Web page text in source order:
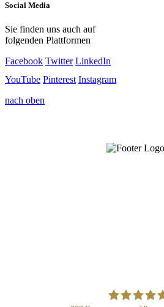
Social Media
Sie finden uns auch auf
folgenden Plattformen
Facebook Twitter LinkedIn
YouTube Pinterest Instagram
nach oben